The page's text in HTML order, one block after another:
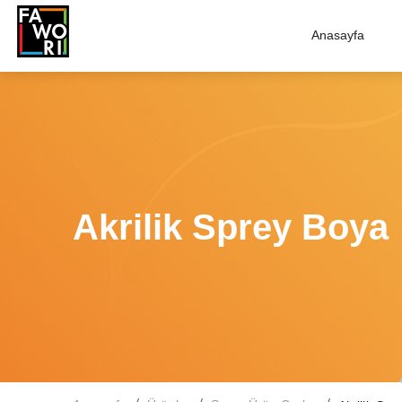
Anasayfa
Akrilik Sprey Boya